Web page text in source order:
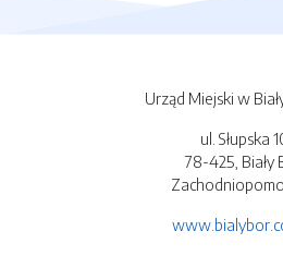
Urząd Miejski w
ul. Słupska
78-425, Biały